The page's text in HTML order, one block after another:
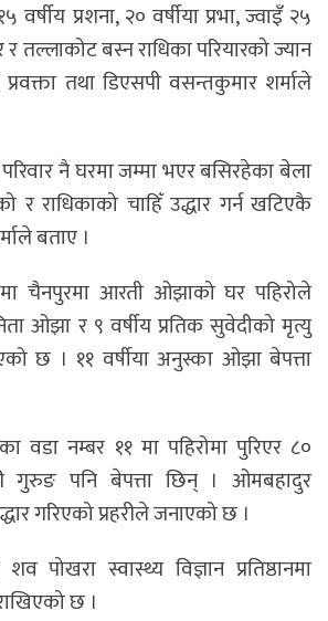
वर्षीय प्रशना, २० वर्षीया प्रभा, ज्वाइँ २५
र तल्लाकोट बस्न राधिका परियारको ज्यान
तथा डिएसपी वसन्तकुमार शर्माले
नै घरमा जम्मा भएर बसिरहेका बेला
र राधिकाको चाहिँ उद्धार गर्न खटिएकै
बताए ।
चैनपुरमा आरती ओझाको घर पहिरोले
ओझा र ९ वर्षीय प्रतिक सुवेदीको मृत्यु
छ । ११ वर्षीया अनुस्का ओझा बेपत्ता
वडा नम्बर ११ मा पहिरोमा पुरिएर ८०
गुरुङ पनि बेपत्ता छिन् । ओमबहादुर
गरिएको प्रहरीले जनाएको छ ।
स्वास्थ्य विज्ञान प्रतिष्ठानमा
छ ।